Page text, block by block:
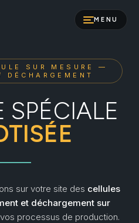
MENU
SUR MESURE —
DÉCHARGEMENT
sur votre site des cellules
et déchargement sur
processus de production.